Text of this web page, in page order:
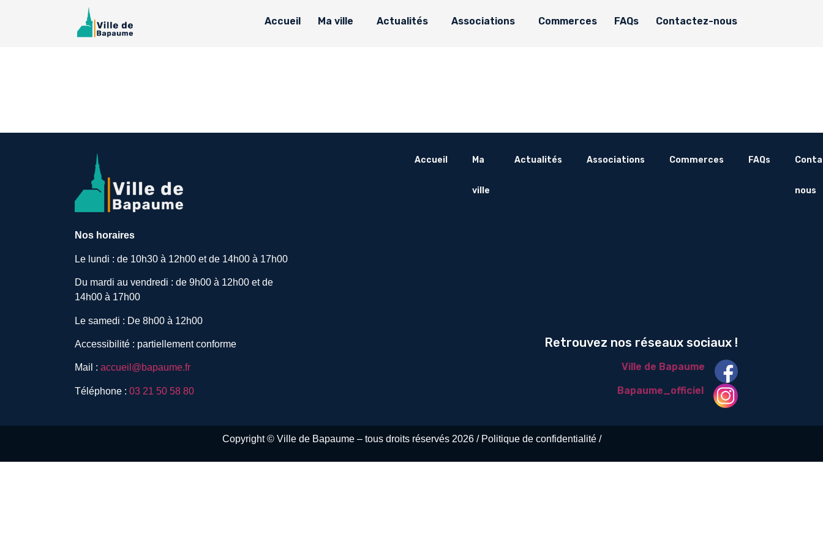
Accueil Ma ville Actualités Associations Commerces FAQs Contactez-nous
Nos horaires
Le lundi : de 10h30 à 12h00 et de 14h00 à 17h00
Du mardi au vendredi : de 9h00 à 12h00 et de
14h00 à 17h00
Le samedi : De 8h00 à 12h00
Accessibilité : partiellement conforme
Mail : accueil@bapaume.fr
Téléphone : 03 21 50 58 80
Accueil Ma
ville
Actualités Associations Commerces FAQs
nous
Retrouvez nos réseaux sociaux !
Ville de Bapaume
Bapaume_officiel
Copyright © Ville de Bapaume – tous droits réservés 2026 / Politique de confidentialité /